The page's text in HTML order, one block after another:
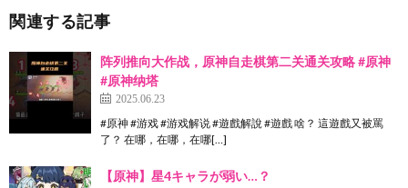
関連する記事
阵列推向大作战，原神自走棋第二关通关攻略 #原神
#原神纳塔
2025.06.23
#原神 #游戏 #游戏解说 #遊戲解說 #遊戲 啥？ 這遊戲又被罵
了？ 在哪，在哪，在哪[…]
【原神】星4キャラが弱い…？